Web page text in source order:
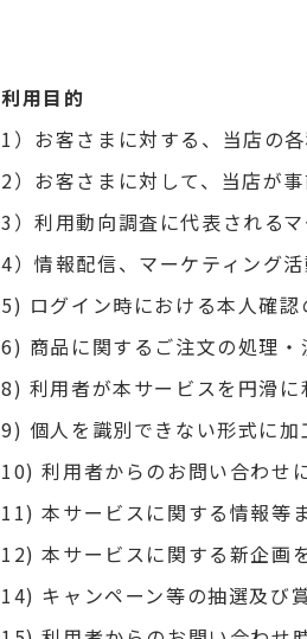
利用目的
1）お客さまに対する、当店の
2）お客さまに対して、当店が
3）利用動向調査に代表される
4）情報配信、マーケティング
5) ログイン時における本人確認
6) 商品に関するご注文の処理・
8) 利用者が本サービスを円滑
9) 個人を識別できない形式に
10) 利用者からのお問い合わせ
11) 本サービスに関する情報等
12) 本サービスに関する新企画
14) キャンペーン等の抽選及び